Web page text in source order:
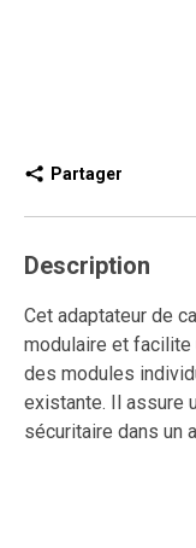
Partager
Description
Cet adaptateur de
modulaire et facilite
des modules
existante. Il assure
sécuritaire dans un